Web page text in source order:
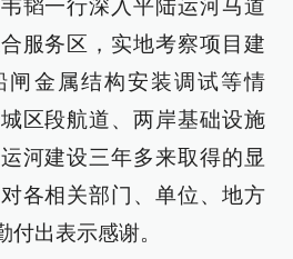
韬一行深入平陆运河马道
服务区，实地考察项目建
闸金属结构安装调试等情
区段航道、两岸基础设施
河建设三年多来取得的显
各相关部门、单位、地方
出表示感谢。